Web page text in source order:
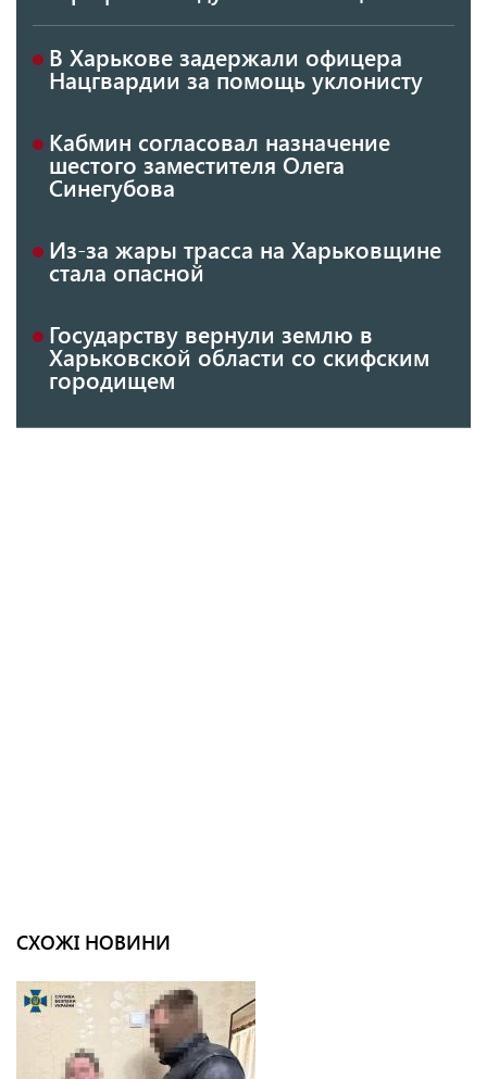
В Харькове задержали офицера
Нацгвардии за помощь уклонисту
Кабмин согласовал назначение
шестого заместителя Олега
Синегубова
Из-за жары трасса на Харьковщине
стала опасной
Государству вернули землю в
Харьковской области со скифским
городищем
СХОЖІ НОВИНИ